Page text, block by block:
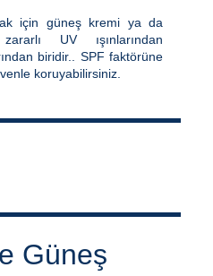
için güneş kremi ya da
UV ışınlarından
biridir.. SPF faktörüne
koruyabilirsiniz.
Güneş